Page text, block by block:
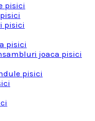
pisici
pisici
pisici
joaca pisici
pisici